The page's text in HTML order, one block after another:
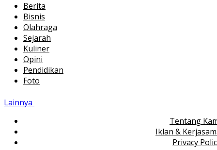
Berita
Bisnis
Olahraga
Sejarah
Kuliner
Opini
Pendidikan
Foto
Lainnya
Tentang
Iklan &
Privacy